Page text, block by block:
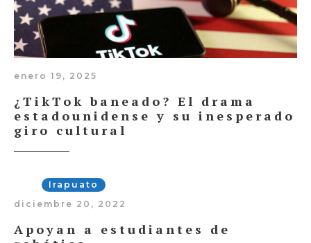
enero 19, 2025
¿TikTok baneado? El drama
estadounidense y su inesperado
giro cultural
Irapuato
diciembre 20, 2022
Apoyan a estudiantes de